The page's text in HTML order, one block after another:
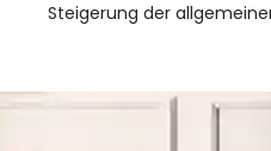
Steigerung der